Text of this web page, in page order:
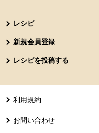
レシピ
新規会員登録
レシピを投稿する
利用規約
お問い合わせ